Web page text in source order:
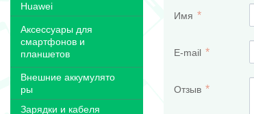
Huawei
Аксессуары для
смартфонов и
планшетов
Внешние аккумулято
ры
Зарядки и кабеля
Имя
E-mail
Отзыв